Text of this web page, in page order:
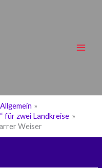
Allgemein
für zwei Landkreise
Weiser